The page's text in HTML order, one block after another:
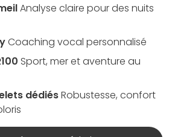
Analyse claire pour des nuits
Coaching vocal personnalisé
Sport, mer et aventure au
dédiésRobustesse, confort